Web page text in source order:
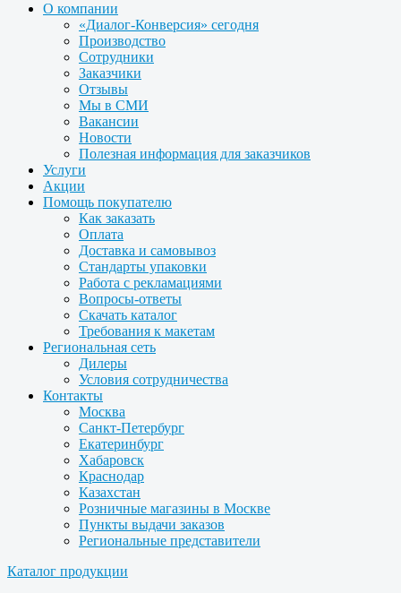
О компании
«Диалог-Конверсия» сегодня
Производство
Сотрудники
Заказчики
Отзывы
Мы в СМИ
Вакансии
Новости
Полезная информация для заказчиков
Услуги
Акции
Помощь покупателю
Как заказать
Оплата
Доставка и самовывоз
Стандарты упаковки
Работа с рекламациями
Вопросы-ответы
Скачать каталог
Требования к макетам
Региональная сеть
Дилеры
Условия сотрудничества
Контакты
Москва
Санкт-Петербург
Екатеринбург
Хабаровск
Краснодар
Казахстан
Розничные магазины в Москве
Пункты выдачи заказов
Региональные представители
Каталог продукции